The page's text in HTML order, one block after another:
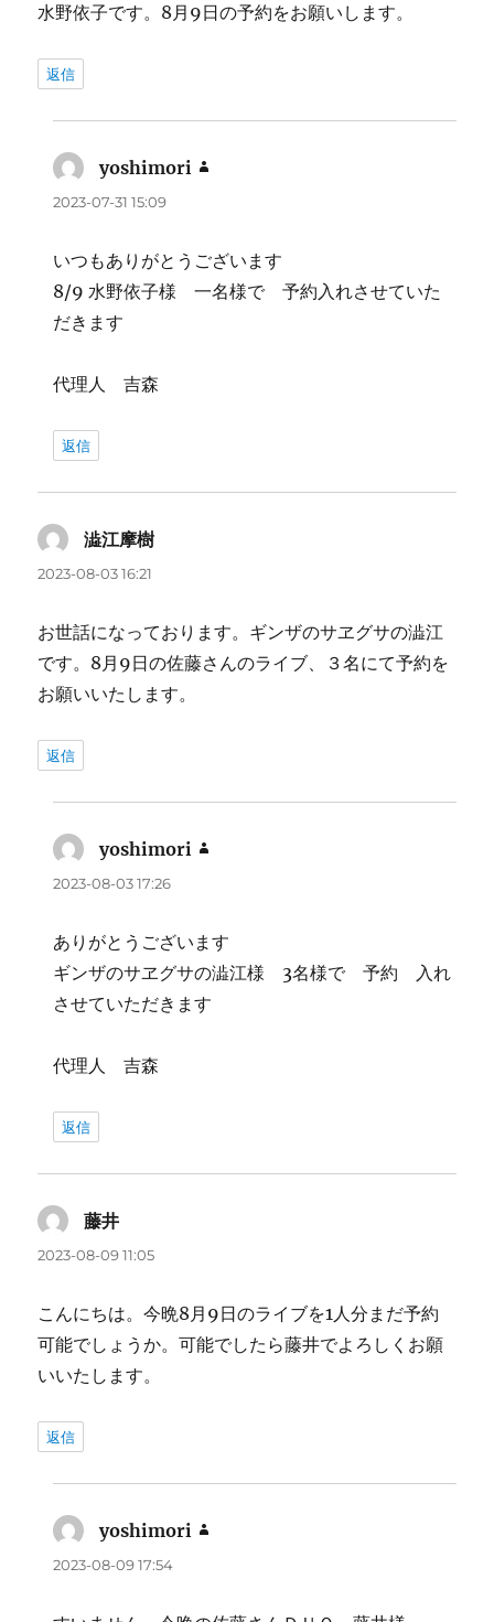
水野依子です。8月9日の予約をお願いします。
返信
yoshimori
2023-07-31 15:09
いつもありがとうございます
8/9 水野依子様 一名様で 予約入れさせていた
だきます
代理人 吉森
返信
澁江摩樹
2023-08-03 16:21
お世話になっております。ギンザのサヱグサの澁江
です。8月9日の佐藤さんのライブ、３名にて予約を
お願いいたします。
返信
yoshimori
2023-08-03 17:26
ありがとうございます
ギンザのサヱグサの澁江様 3名様で 予約 入れ
させていただきます
代理人 吉森
返信
藤井
り:
2023-08-09 11:05
こんにちは。今晩8月9日のライブを1人分まだ予約
可能でしょうか。可能でしたら藤井でよろしくお願
いいたします。
返信
yoshimori
2023-08-09 17:54